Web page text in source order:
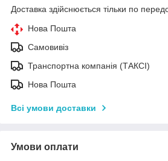
Доставка здійснюється тільки по
Нова Пошта
Самовивіз
Транспортна компанія (ТАКСІ)
Нова Пошта
Всі умови доставки
Умови оплати